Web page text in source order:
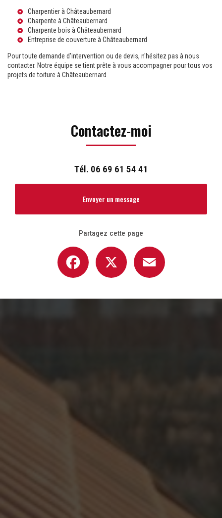
Charpentier à Châteaubernard
Charpente à Châteaubernard
Charpente bois à Châteaubernard
Entreprise de couverture à Châteaubernard
Pour toute demande d'intervention ou de devis, n'hésitez pas à nous
contacter. Notre équipe se tient prête à vous accompagner pour tous vos
projets de toiture à Châteaubernard.
Contactez-moi
Tél. 06 69 61 54 41
Envoyer un message
Partagez cette page
Facebook